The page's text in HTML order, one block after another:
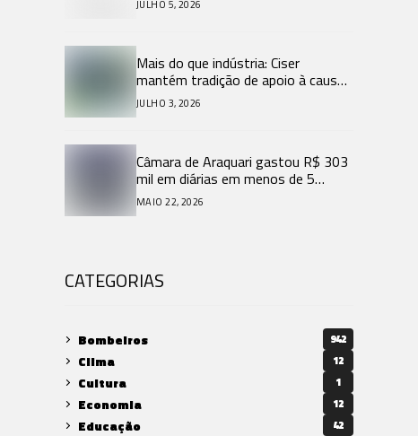
JULHO 5, 2026
Mais do que indústria: Ciser
mantém tradição de apoio à causa
animal e ações sociais em Santa
Catarina.
JULHO 3, 2026
Câmara de Araquari gastou R$ 303
mil em diárias em menos de 5
meses de 2026.
MAIO 22, 2026
CATEGORIAS
Bombeiros 942
Clima 12
Cultura 1
Economia 12
Educação 42